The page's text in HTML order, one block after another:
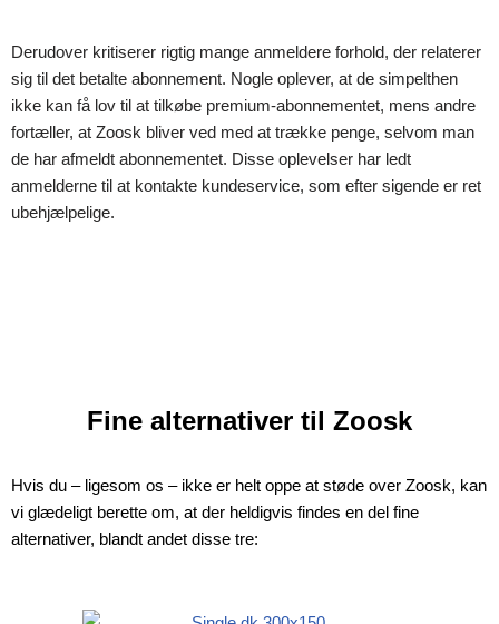
Derudover kritiserer rigtig mange anmeldere forhold, der relaterer
sig til det betalte abonnement. Nogle oplever, at de simpelthen
ikke kan få lov til at tilkøbe premium-abonnementet, mens andre
fortæller, at Zoosk bliver ved med at trække penge, selvom man
de har afmeldt abonnementet. Disse oplevelser har ledt
anmelderne til at kontakte kundeservice, som efter sigende er ret
ubehjælpelige.
Fine alternativer til Zoosk
Hvis du – ligesom os – ikke er helt oppe at støde over Zoosk, kan
vi glædeligt berette om, at der heldigvis findes en del fine
alternativer, blandt andet disse tre: